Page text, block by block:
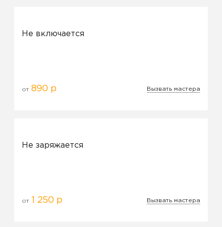
Не включается
от890 р Вызвать мастера
Не заряжается
от 1 250 р Вызвать мастера